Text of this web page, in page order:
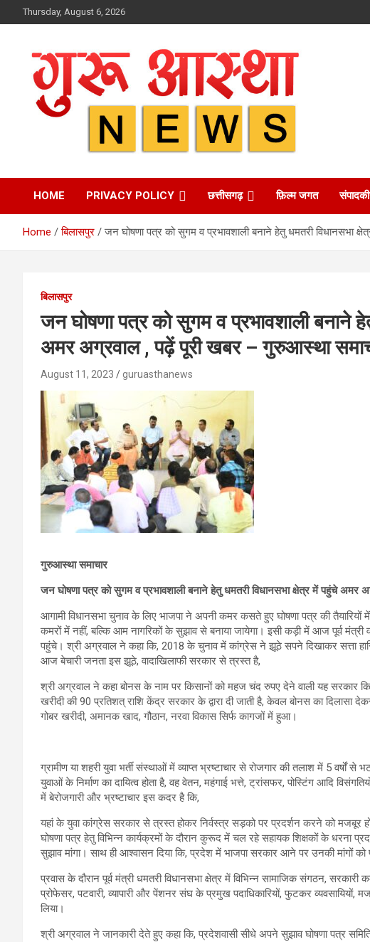
to
Thursday, August 6, 2026
HOME PRIVACY POLICY छत्तीसगढ़ फ़िल्म जगत
Home बिलासपुर जन घोषणा पत्र को सुगम व प्रभावशाली बनाने हेतु धमतरी विधानसभा
बिलासपुर
जन घोषणा पत्र को सुगम व प्रभावशाली बनाने
अमर अग्रवाल , पढ़ें पूरी खबर – गुरुआस्था
August 11, 2023 guruasthanews
गुरुआस्था समाचार
जन घोषणा पत्र को सुगम व प्रभावशाली बनाने हेतु धमतरी विधानसभा क्षेत्र में पहुंचे अमर
आगामी विधानसभा चुनाव के लिए भाजपा ने अपनी कमर कसते हुए घोषणा पत्र की तैयारियों
कमरों में नहीं, बल्कि आम नागरिकों के सुझाव से बनाया जायेगा। इसी कड़ी में आज पूर्व
पहुंचे। श्री अग्रवाल ने कहा कि, 2018 के चुनाव में कांग्रेस ने झूठे सपने दिखाकर सत्ता
आज बेचारी जनता इस झूठे, वादाखिलाफी सरकार से त्रस्त है,
श्री अग्रवाल ने कहा बोनस के नाम पर किसानों को महज चंद रुपए देने वाली यह सरकार
खरीदी की 90 प्रतिशत् राशि केंद्र सरकार के द्वारा दी जाती है, केवल बोनस का दिलासा
गोबर खरीदी, अमानक खाद, गौठान, नरवा विकास सिर्फ कागजों में हुआ।
ग्रामीण या शहरी युवा भर्ती संस्थाओं में व्याप्त भ्रष्टाचार से रोजगार की तलाश में 5 वर्षों से
युवाओं के निर्माण का दायित्व होता है, वह वेतन, महंगाई भत्ते, ट्रांसफर, पोस्टिंग आदि
में बेरोजगारी और भ्रष्टाचार इस कदर है कि,
यहां के युवा कांग्रेस सरकार से त्रस्त होकर निर्वस्त्र सड़को पर प्रदर्शन करने को मजबूर
घोषणा पत्र हेतु विभिन्न कार्यक्रमों के दौरान कुरूद में चल रहे सहायक शिक्षकों के धरना
सुझाव मांगा। साथ ही आश्वासन दिया कि, प्रदेश में भाजपा सरकार आने पर उनकी मांगों को
प्रवास के दौरान पूर्व मंत्री धमतरी विधानसभा क्षेत्र में विभिन्न सामाजिक संगठन, सरकारी
प्रोफेसर, पटवारी, व्यापारी और पेंशनर संघ के प्रमुख पदाधिकारियों, फुटकर
लिया।
श्री अग्रवाल ने जानकारी देते हुए कहा कि, प्रदेशवासी सीधे अपने सुझाव घोषणा पत्र